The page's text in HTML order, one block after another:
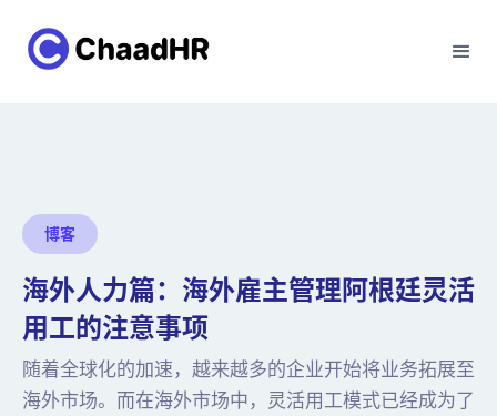
博客
海外人力篇：海外雇主管理阿根廷灵活
用工的注意事项
随着全球化的加速，越来越多的企业开始将业务拓展至
海外市场。而在海外市场中，灵活用工模式已经成为了